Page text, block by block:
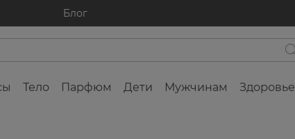
Блог
Тело Парфюм Дети Мужчинам Здоровье